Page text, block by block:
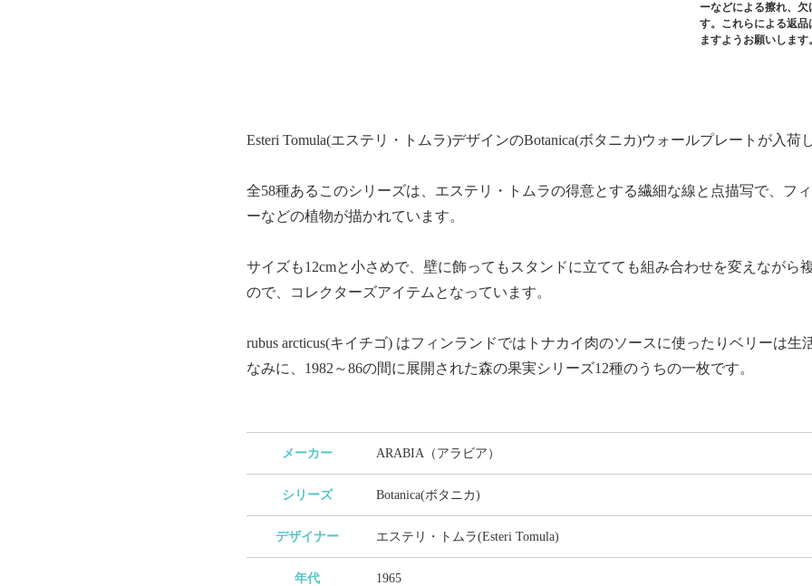
ーなどによる擦れ、
す。これらによる返
ますようお願いします。
Esteri Tomula(エステリ・トムラ)デザインのBotanica(ボタニカ)ウォールプレートが入荷
全58種あるこのシリーズは、エステリ・トムラの得意とする繊細な線と点描写で、フ
ーなどの植物が描かれています。
サイズも12cmと小さめで、壁に飾ってもスタンドに立てても組み合わせを変えながら
ので、コレクターズアイテムとなっています。
rubus arcticus(キイチゴ) はフィンランドではトナカイ肉のソースに使ったりベリーは生
なみに、1982～86の間に展開された森の果実シリーズ12種のうちの一枚です。
メーカー ARABIA（アラビア）
シリーズ Botanica(ボタニカ)
デザイナー エステリ・トムラ(Esteri Tomula)
年代 1965